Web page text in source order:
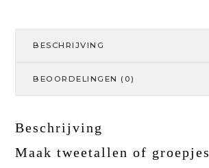
BESCHRIJVING
BEOORDELINGEN (0)
Beschrijving
Maak tweetallen of groepjes